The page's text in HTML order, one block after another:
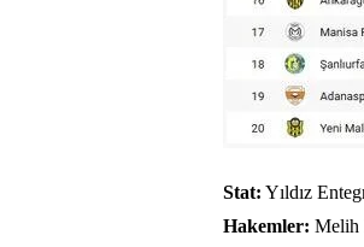
Stat: Yıldız
Hakemler: Melih